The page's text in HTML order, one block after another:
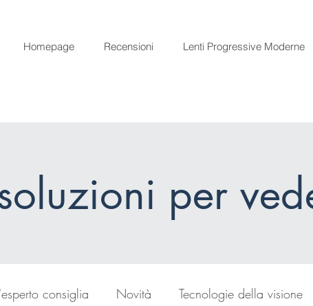
Homepage Recensioni Lenti Progressive Moderne
per
consiglia Novità Tecnologie della visione